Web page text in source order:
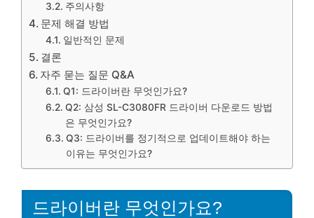
주의사항
문제 해결 방법
일반적인 문제
결론
자주 묻는 질문 Q&A
Q1: 드라이버란 무엇인가요?
Q2: 삼성 SL-C3080FR 드라이버 다운로드 방법
은 무엇인가요?
Q3: 드라이버를 정기적으로 업데이트해야 하는
이유는 무엇인가요?
드라이버란 무엇인가요?